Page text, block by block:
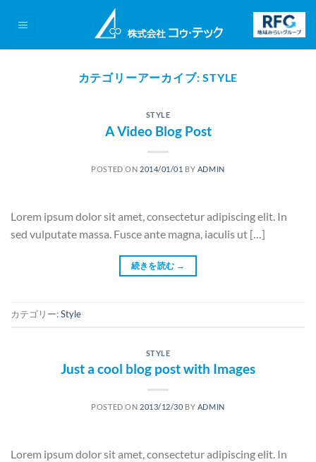
カテゴリーアーカイブ:STYLE
STYLE
A Video Blog Post
POSTED ON 2014/01/01 BY ADMIN
Lorem ipsum dolor sit amet, consectetur adipiscing elit. In
sed vulputate massa. Fusce ante magna, iaculis ut […]
続きを読む →
カテゴリー:Style
STYLE
Just a cool blog post with Images
POSTED ON 2013/12/30 BY ADMIN
Lorem ipsum dolor sit amet, consectetur adipiscing elit. In